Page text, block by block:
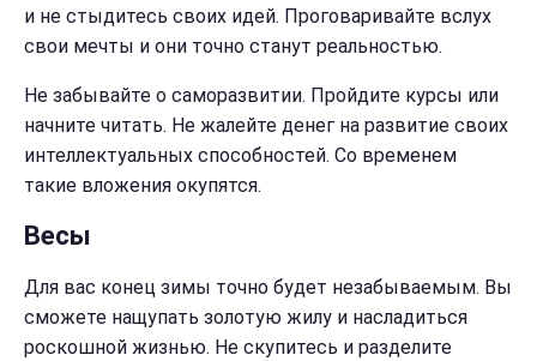
и не стыдитесь своих идей. Проговаривайте вслух
свои мечты и они точно станут реальностью.
Не забывайте о саморазвитии. Пройдите курсы или
начните читать. Не жалейте денег на развитие своих
интеллектуальных способностей. Со временем
такие вложения окупятся.
Весы
Для вас конец зимы точно будет незабываемым. Вы
сможете нащупать золотую жилу и насладиться
роскошной жизнью. Не скупитесь и разделите